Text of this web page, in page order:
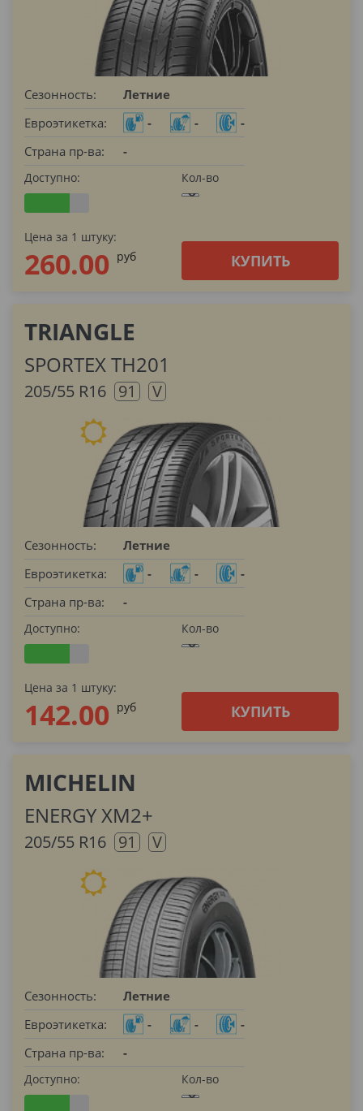
Сезонность:
Летние
Евроэтикетка:
- -
-
Страна пр-ва:
-
Доступно: Кол-во
Цена за 1 штуку:
260.00 pуб КУПИТЬ
TRIANGLE
SPORTEX TH201
205/55 R16 91 V
Сезонность:
Летние
Евроэтикетка:
- -
-
Страна пр-ва:
-
Доступно: Кол-во
Цена за 1 штуку:
142.00 pуб КУПИТЬ
MICHELIN
ENERGY XM2+
205/55 R16 91 V
Сезонность:
Летние
Евроэтикетка:
- -
-
Страна пр-ва:
-
Доступно: Кол-во